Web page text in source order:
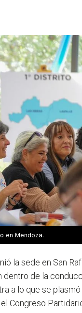
en Mendoza.
la sede en San
de la
a lo que se
Congreso